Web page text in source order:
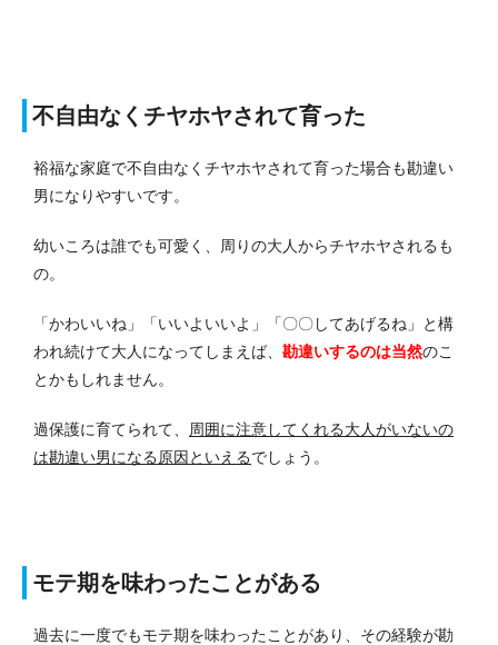
不自由なくチヤホヤされて育った
裕福な家庭で不自由なくチヤホヤされて育った場合も勘違い
男になりやすいです。
幼いころは誰でも可愛く、周りの大人からチヤホヤされるも
の。
「かわいいね」「いいよいいよ」「〇〇してあげるね」と構
われ続けて大人になってしまえば、 勘違いするのは当然のこ
とかもしれません。
過保護に育てられて、
周囲に注意してくれる大人がいないの
は勘違い男になる原因といえるでしょう。
モテ期を味わったことがある
過去に一度でもモテ期を味わったことがあり、その経験が勘